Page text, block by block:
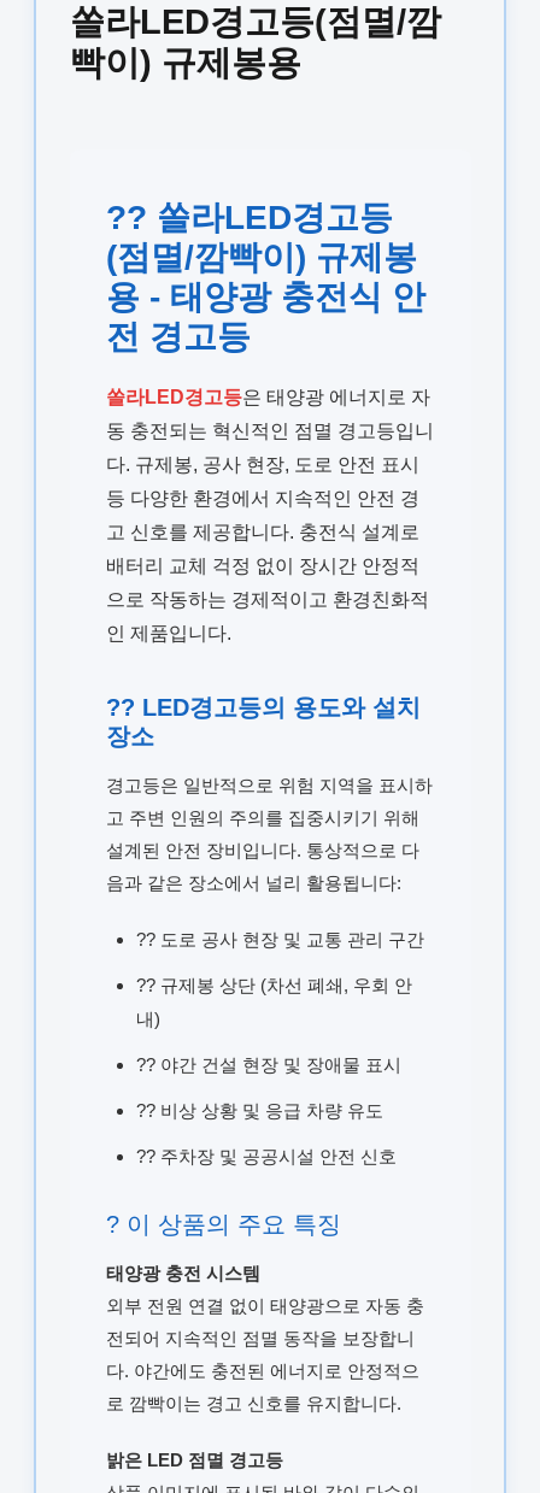
쏠라LED경고등(점멸/깜
빡이) 규제봉용
?? 쏠라LED경고등
(점멸/깜빡이) 규제봉
용 - 태양광 충전식 안
전 경고등
쏠라LED경고등은 태양광 에너지로 자
동 충전되는 혁신적인 점멸 경고등입니
다. 규제봉, 공사 현장, 도로 안전 표시
등 다양한 환경에서 지속적인 안전 경
고 신호를 제공합니다. 충전식 설계로
배터리 교체 걱정 없이 장시간 안정적
으로 작동하는 경제적이고 환경친화적
인 제품입니다.
?? LED경고등의 용도와 설치
장소
경고등은 일반적으로 위험 지역을 표시하
고 주변 인원의 주의를 집중시키기 위해
설계된 안전 장비입니다. 통상적으로 다
음과 같은 장소에서 널리 활용됩니다:
?? 도로 공사 현장 및 교통 관리 구간
?? 규제봉 상단 (차선 폐쇄, 우회 안
내)
?? 야간 건설 현장 및 장애물 표시
?? 비상 상황 및 응급 차량 유도
?? 주차장 및 공공시설 안전 신호
? 이 상품의 주요 특징
태양광 충전 시스템
외부 전원 연결 없이 태양광으로 자동 충
전되어 지속적인 점멸 동작을 보장합니
다. 야간에도 충전된 에너지로 안정적으
로 깜빡이는 경고 신호를 유지합니다.
밝은 LED 점멸 경고등